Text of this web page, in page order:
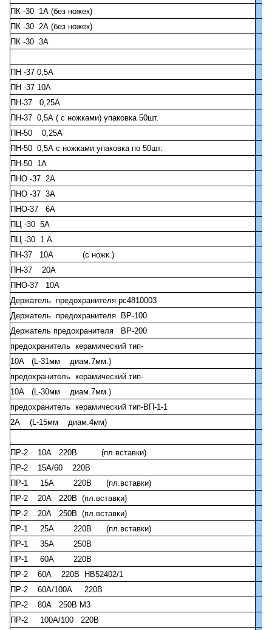
ПК -30 1А (без ножек)
ПК -30 2А (без ножек)
ПК -30 3А
ПН -37 0,5А
ПН -37 10А
ПН-37 0,25А
ПН-37 0,5А ( с ножками) упаковка 50шт.
ПН-50 0,25А
ПН-50 0,5А с ножками упаковка по 50шт.
ПН-50 1А
ПНО -37 2А
ПНО -37 3А
ПНО-37 6А
ПЦ -30 5А
ПЦ -30 1 А
ПН-37 10А (с ножк.)
ПН-37 20А
ПНО-37 10А
Держатель предохранителя рс4810003
Держатель предохранителя ВР-100
Держатель предохранителя ВР-200
предохранитель керамический тип-
10А (L-31мм диам.7мм.)
предохранитель керамический тип-
10А (L-30мм диам.7мм.)
предохранитель керамический тип-ВП-1-1
2А (L-15мм диам.4мм)
ПР-2 10А 220В (пл.вставки)
ПР-2 15А/60 220В
ПР-1 15А 220В (пл.вставки)
ПР-2 20А 220В (пл.вставки)
ПР-2 20А 250В (пл.вставки)
ПР-1 25А 220В (пл.вставки)
ПР-1 35А 250В
ПР-1 60А 220В
ПР-2 60А 220В НВ52402/1
ПР-2 60А/100А 220В
ПР-2 80А 250В М3
ПР-2 100А/100 220В